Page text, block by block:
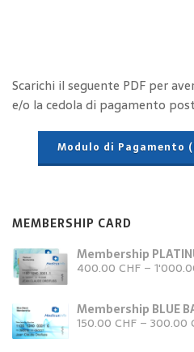
Scarichi il seguente PDF per
e/o la cedola di pagamento
Modulo di Pagamento
MEMBERSHIP CARD
Membership
400.00 CHF –
Membership BLUE
150.00 CHF – 300.00